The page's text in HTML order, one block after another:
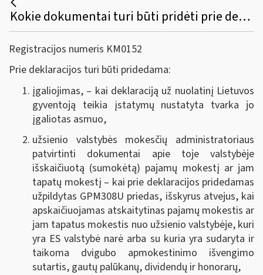
Kokie dokumentai turi būti pridėti prie deklaracijos GPM308 formos?
Registracijos numeris KM0152
Prie deklaracijos turi būti pridedama:
įgaliojimas, – kai deklaraciją už nuolatinį Lietuvos
gyventoją teikia įstatymų nustatyta tvarka jo
įgaliotas asmuo,
užsienio valstybės mokesčių administratoriaus
patvirtinti dokumentai apie toje valstybėje
išskaičiuotą (sumokėtą) pajamų mokestį ar jam
tapatų mokestį – kai prie deklaracijos pridedamas
užpildytas GPM308U priedas, išskyrus atvejus, kai
apskaičiuojamas atskaitytinas pajamų mokestis ar
jam tapatus mokestis nuo užsienio valstybėje, kuri
yra ES valstybė narė arba su kuria yra sudaryta ir
taikoma dvigubo apmokestinimo išvengimo
sutartis, gautų palūkanų, dividendų ir honorarų,